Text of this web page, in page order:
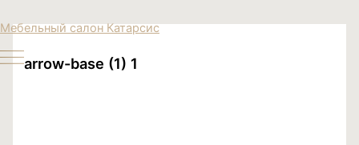
к
содержимому
Мебельный салон Катарсис
товаров
arrow-base (1) 1